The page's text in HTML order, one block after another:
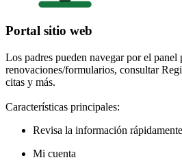
Portal sitio web
Los padres pueden navegar por el panel
renovaciones/formularios, consultar
citas y más.
Características principales:
Revisa la información rápidamente
Mi cuenta